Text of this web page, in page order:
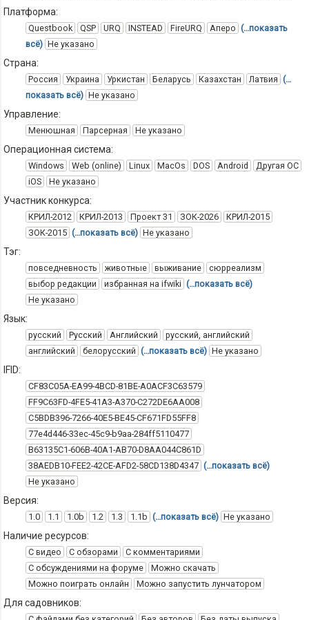
Платформа:
Questbook QSP URQ INSTEAD FireURQ Аперо (…показать
всё) Не указано
Страна:
Россия Украина Уркистан Беларусь Казахстан Латвия (…
показать всё) Не указано
Управление:
Менюшная Парсерная Не указано
Операционная система:
Windows Web (online) Linux MacOs DOS Android
Другая ОС
iOS
Не указано
Участник конкурса:
КРИЛ-2012 КРИЛ-2013 Проект 31 ЗОК-2026
КРИЛ-2015
ЗОК-2015 (…показать всё) Не указано
Тэг:
повседневность животные выживание
сюрреализм
выбор редакции
избранная на ifwiki (…показать всё)
Не указано
Язык:
русский Русский Английский
русский, английский
английский
белорусский (…показать всё) Не указано
IFID:
CF83C05A-EA99-4BCD-81BE-A0ACF3C63579
FF9C63FD-4FE5-41A3-A370-C272DE6AA008
C5BDB396-7266-40E5-BE45-CF671FD55FF8
77e4d446-33ec-45c9-b9aa-284ff5110477
B63135C1-606B-40A1-AB70-D8AA044C861D
38AEDB10-FEE2-42CE-AFD2-58CD138D4347 (…показать всё)
Не указано
Версия:
1.0 1.1 1.0b 1.2 1.3 1.1b (…показать всё) Не указано
Наличие ресурсов:
С видео С обзорами
С комментариями
С обсуждениями на форуме
Можно скачать
Можно поиграть онлайн
Можно запустить лунчатором
Для садовников: